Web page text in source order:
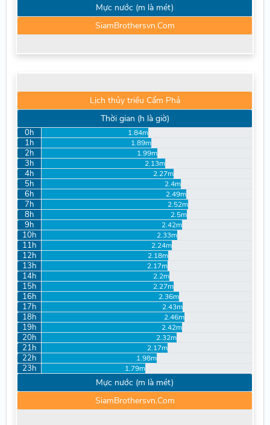
Mực nước (m là mét)
SiamBrothersvn.Com
Lịch thủy triều Cẩm Phả
Thời gian (h là giờ)
0h 1.84m
1h 1.89m
2h 1.99m
3h 2.13m
4h 2.27m
5h 2.4m
6h 2.49m
7h 2.52m
8h 2.5m
9h 2.42m
10h 2.33m
11h 2.24m
12h 2.18m
13h 2.17m
14h 2.2m
15h 2.27m
16h 2.36m
17h 2.43m
18h 2.46m
19h 2.42m
20h 2.32m
21h 2.17m
22h 1.98m
23h 1.79m
Mực nước (m là mét)
SiamBrothersvn.Com